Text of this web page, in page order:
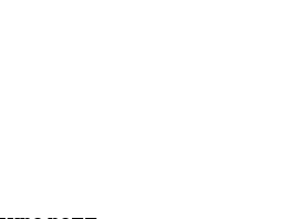
бекон, куриная